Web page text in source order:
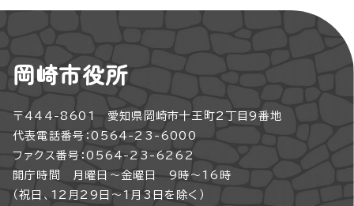
岡崎市役所
〒444-8601 愛知県岡崎市十王町2丁目9番地
代表電話番号：0564-23-6000
ファクス番号：0564-23-6262
開庁時間 月曜日～金曜日 9時～16時
（祝日、12月29日～1月3日を除く）